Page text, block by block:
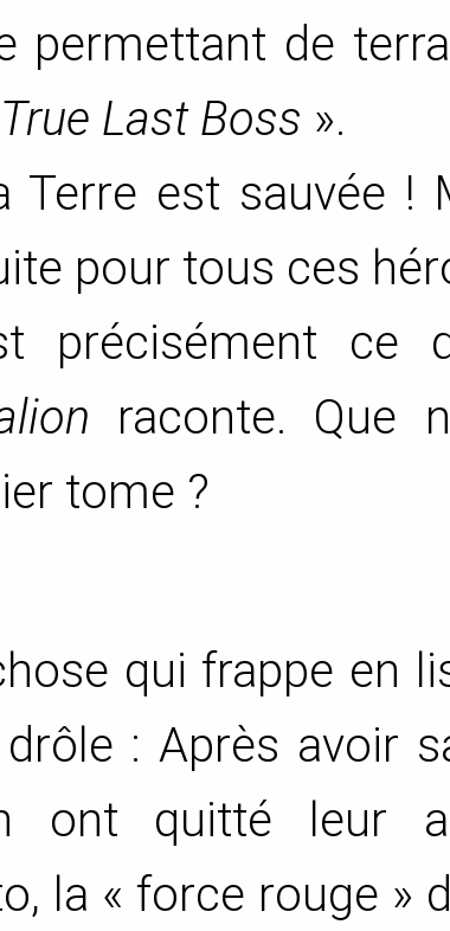
permettant de
True Last Boss ».
Terre est sauvée !
pour tous ces
précisément ce
raconte. Que
tome ?
qui frappe en
drôle : Après avoir
ont quitté leur
la « force rouge »